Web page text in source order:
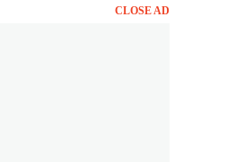
CLOSE AD